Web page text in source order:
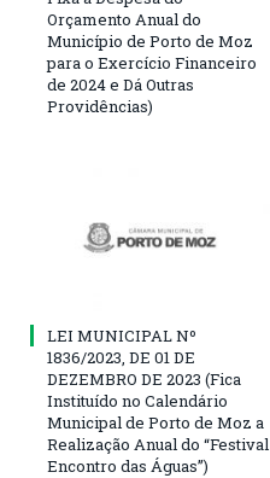
Orçamento Anual do
Município de Porto de Moz
para o Exercício Financeiro
de 2024 e Dá Outras
Providências)
LEI MUNICIPAL Nº
1836/2023, DE 01 DE
DEZEMBRO DE 2023 (Fica
Instituído no Calendário
Municipal de Porto de Moz a
Realização Anual do “Festival
Encontro das Águas”)